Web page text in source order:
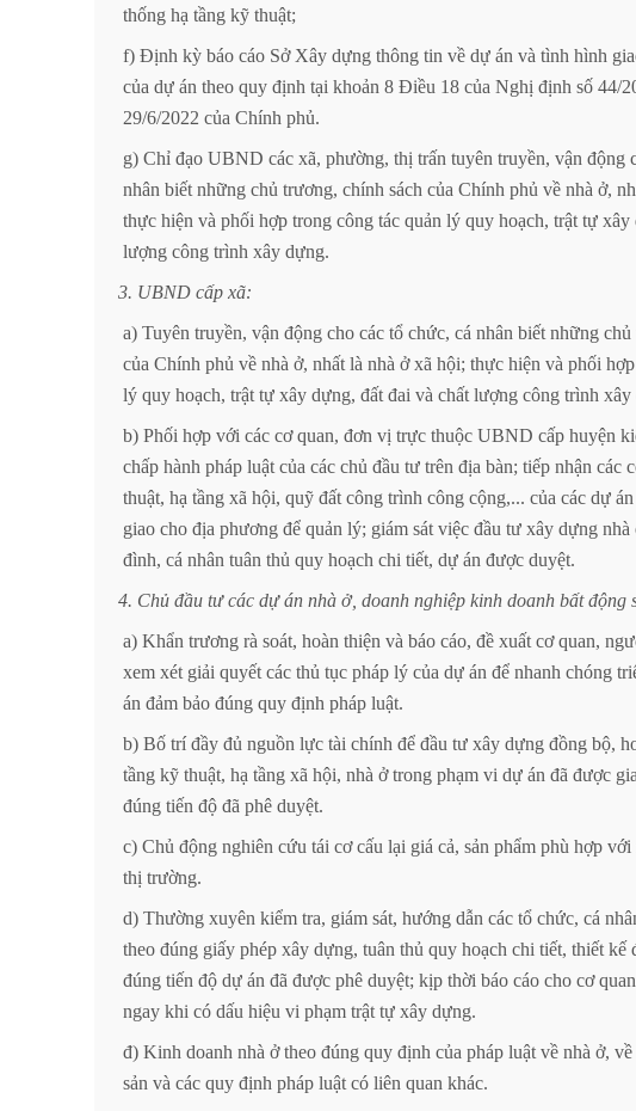
thống hạ tầng kỹ thuật;
f) Định kỳ báo cáo Sở Xây dựng thông tin về dự án và tình hình
của dự án theo quy định tại khoản 8 Điều 18 của Nghị định số 44/
29/6/2022 của Chính phủ.
g) Chỉ đạo UBND các xã, phường, thị trấn tuyên truyền, vận động
nhân biết những chủ trương, chính sách của Chính phủ về nhà ở,
thực hiện và phối hợp trong công tác quản lý quy hoạch, trật tự xây
lượng công trình xây dựng.
3. UBND cấp xã:
a) Tuyên truyền, vận động cho các tổ chức, cá nhân biết những chủ
của Chính phủ về nhà ở, nhất là nhà ở xã hội; thực hiện và phối hợp
lý quy hoạch, trật tự xây dựng, đất đai và chất lượng công trình xây
b) Phối hợp với các cơ quan, đơn vị trực thuộc UBND cấp huyện
chấp hành pháp luật của các chủ đầu tư trên địa bàn; tiếp nhận các
thuật, hạ tầng xã hội, quỹ đất công trình công cộng,... của các dự án
giao cho địa phương để quản lý; giám sát việc đầu tư xây dựng nhà
đình, cá nhân tuân thủ quy hoạch chi tiết, dự án được duyệt.
4. Chủ đầu tư các dự án nhà ở, doanh nghiệp kinh doanh bất động
a) Khẩn trương rà soát, hoàn thiện và báo cáo, đề xuất cơ quan,
xem xét giải quyết các thủ tục pháp lý của dự án để nhanh chóng
án đảm bảo đúng quy định pháp luật.
b) Bố trí đầy đủ nguồn lực tài chính để đầu tư xây dựng đồng bộ,
tầng kỹ thuật, hạ tầng xã hội, nhà ở trong phạm vi dự án đã được
đúng tiến độ đã phê duyệt.
c) Chủ động nghiên cứu tái cơ cấu lại giá cả, sản phẩm phù hợp với
thị trường.
d) Thường xuyên kiểm tra, giám sát, hướng dẫn các tổ chức, cá
theo đúng giấy phép xây dựng, tuân thủ quy hoạch chi tiết, thiết kế
đúng tiến độ dự án đã được phê duyệt; kịp thời báo cáo cho cơ quan
ngay khi có dấu hiệu vi phạm trật tự xây dựng.
đ) Kinh doanh nhà ở theo đúng quy định của pháp luật về nhà ở, về
sản và các quy định pháp luật có liên quan khác.